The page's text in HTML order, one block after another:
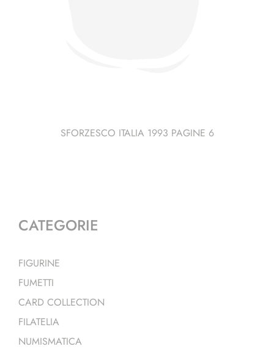
SFORZESCO ITALIA 1993 PAGINE 6
CATEGORIE
FIGURINE
FUMETTI
CARD COLLECTION
FILATELIA
NUMISMATICA